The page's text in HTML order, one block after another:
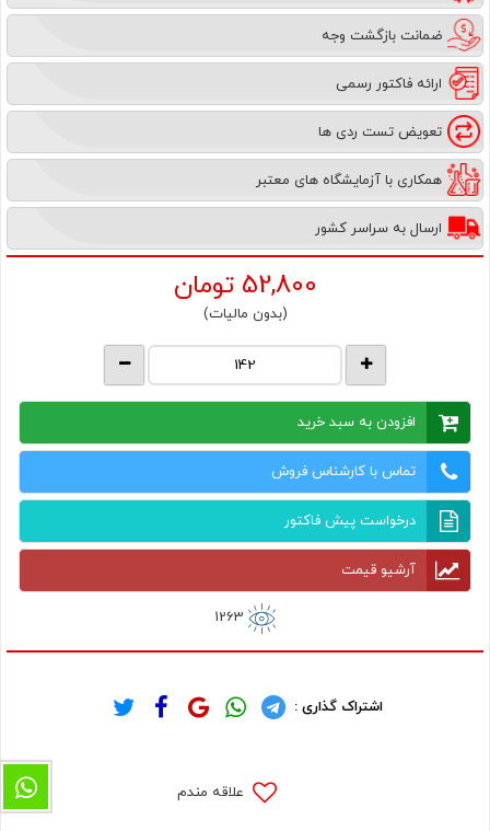
ضمانت بازگشت وجه
ارائه فاکتور رسمی
تعویض تست ردی ها
همکاری با آزمایشگاه های معتبر
ارسال به سراسر کشور
52,800 تومان
(بدون مالیات)
افزودن به سبد خرید
تماس با کارشناس فروش
درخواست پیش فاکتور
آرشیو قیمت
1263
اشتراک گذاری :
علاقه مندم